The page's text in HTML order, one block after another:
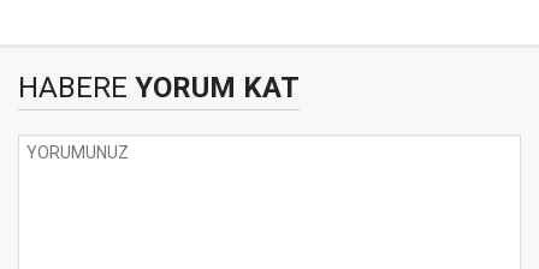
HABERE YORUM KAT